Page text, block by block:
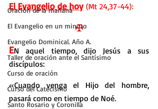
Oración de la mañana
El Evangelio en un minuto
Evangelio Dominical. Año A.
Taller de oración ante el Santísimo
Curso de oración
Curso del Catecismo
Santo Rosario y Coronilla
El Evangelio de hoy (Mt 24,37-44):
✠
EN aquel tiempo, dijo Jesús a sus
discípulos:
«Cuando venga el Hijo del hombre,
pasará como en tiempo de Noé.